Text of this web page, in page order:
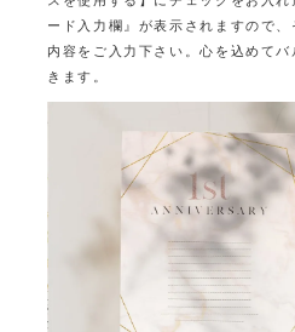
ード入力欄』が表示されますので
内容をご入力下さい。心を込めてバ
きます。